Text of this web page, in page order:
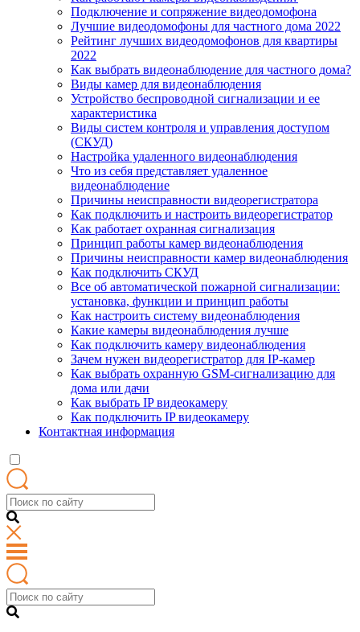
Подключение и сопряжение видеодомофона
Лучшие видеодомофоны для частного дома 2022
Рейтинг лучших видеодомофонов для квартиры
2022
Как выбрать видеонаблюдение для частного дома?
Виды камер для видеонаблюдения
Устройство беспроводной сигнализации и ее
характеристика
Виды систем контроля и управления доступом
(СКУД)
Настройка удаленного видеонаблюдения
Что из себя представляет удаленное
видеонаблюдение
Причины неисправности видеорегистратора
Как подключить и настроить видеорегистратор
Как работает охранная сигнализация
Принцип работы камер видеонаблюдения
Причины неисправности камер видеонаблюдения
Как подключить СКУД
Все об автоматической пожарной сигнализации:
установка, функции и принцип работы
Как настроить систему видеонаблюдения
Какие камеры видеонаблюдения лучше
Как подключить камеру видеонаблюдения
Зачем нужен видеорегистратор для IP-камер
Как выбрать охранную GSM-сигнализацию для
дома или дачи
Как выбрать IP видеокамеру
Как подключить IP видеокамеру
Контактная информация